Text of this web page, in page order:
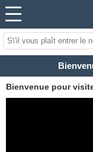
Bienvenue pour